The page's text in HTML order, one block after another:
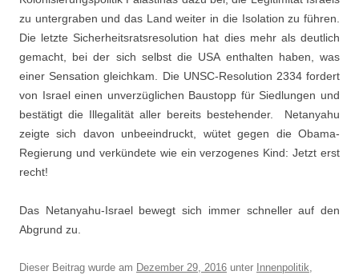
zu untergraben und das Land weiter in die Isolation zu führen.
Die letzte Sicherheitsratsresolution hat dies mehr als deutlich
gemacht, bei der sich selbst die USA enthalten haben, was
einer Sensation gleichkam. Die UNSC-Resolution 2334 fordert
von Israel einen unverzüglichen Baustopp für Siedlungen und
bestätigt die Illegalität aller bereits bestehender. Netanyahu
zeigte sich davon unbeeindruckt, wütet gegen die Obama-
Regierung und verkündete wie ein verzogenes Kind: Jetzt erst
recht!
Das Netanyahu-Israel bewegt sich immer schneller auf den
Abgrund zu.
Dieser Beitrag wurde am Dezember 29, 2016 unter Innenpolitik